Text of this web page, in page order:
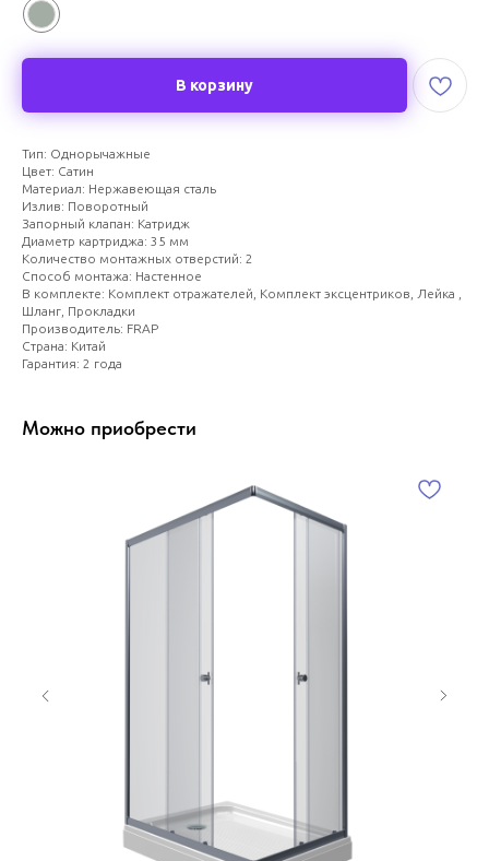
В корзину
Тип: Однорычажные
Цвет: Сатин
Материал: Нержавеющая сталь
Излив: Поворотный
Запорный клапан: Катридж
Диаметр картриджа: 35 мм
Количество монтажных отверстий: 2
Способ монтажа: Настенное
В комплекте: Комплект отражателей, Комплект эксцентриков, Лейка ,
Шланг, Прокладки
Производитель: FRAP
Страна: Китай
Гарантия: 2 года
Можно приобрести